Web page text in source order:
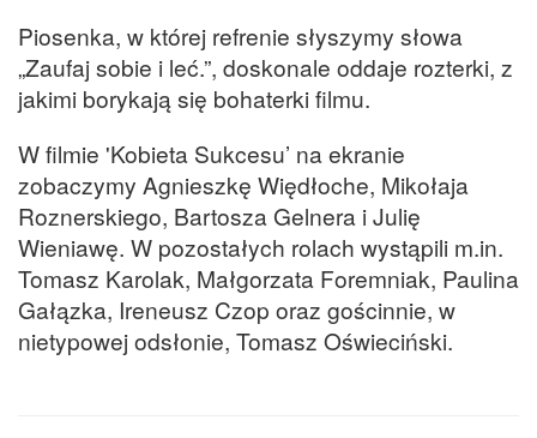
Piosenka, w której refrenie słyszymy słowa
„Zaufaj sobie i leć.”, doskonale oddaje rozterki, z
jakimi borykają się bohaterki filmu.
W filmie 'Kobieta Sukcesu’ na ekranie
zobaczymy Agnieszkę Więdłoche, Mikołaja
Roznerskiego, Bartosza Gelnera i Julię
Wieniawę. W pozostałych rolach wystąpili m.in.
Tomasz Karolak, Małgorzata Foremniak, Paulina
Gałązka, Ireneusz Czop oraz gościnnie, w
nietypowej odsłonie, Tomasz Oświeciński.